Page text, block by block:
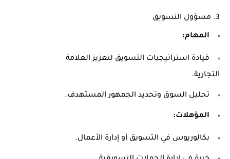
3. مسؤول التسويق
المهام:
قيادة استراتيجيات التسويق لتعزيز العلامة
التجارية.
تحليل السوق وتحديد الجمهور المستهدف.
المؤهلات:
بكالوريوس في التسويق أو إدارة الأعمال.